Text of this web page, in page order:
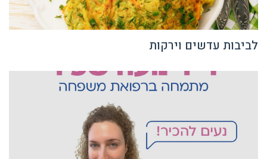
לביבות עדשים וירקות